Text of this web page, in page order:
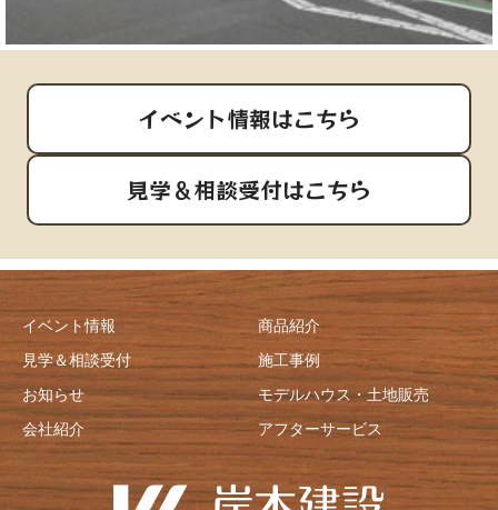
イベント情報はこちら
見学＆相談受付はこちら
イベント情報
見学＆相談受付
お知らせ
会社紹介
商品紹介
施工事例
モデルハウス・土地販売
アフターサービス